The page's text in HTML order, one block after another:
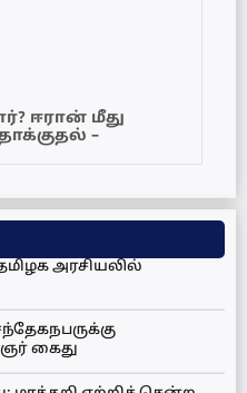
ஈரான் மீது
–
அரசியலில்
கைது